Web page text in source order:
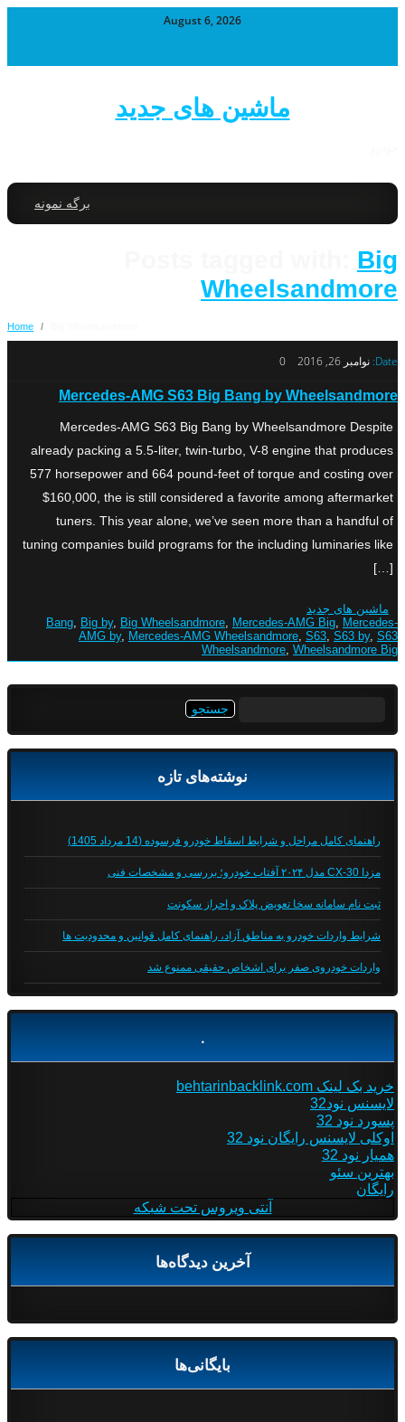
August 6, 2026
ماشین های جدید
برگه نمونه
Big
Wheelsandmore
Home /
Date: نوامبر 26, 2016 0
Mercedes-AMG S63 Big Bang by Wheelsandmore
Mercedes-AMG S63 Big Bang by Wheelsandmore Despite
already packing a 5.5-liter, twin-turbo, V-8 engine that produces
577 horsepower and 664 pound-feet of torque and costing over
$160,000, the is still considered a favorite among aftermarket
tuners. This year alone, we’ve seen more than a handful of
tuning companies build programs for the including luminaries like
[…]
ماشین های جدید
Bang, Big by, Big Wheelsandmore, Mercedes-AMG Big, Mercedes-
AMG by, Mercedes-AMG Wheelsandmore, S63, S63 by, S63
Wheelsandmore, Wheelsandmore Big
نوشته‌های تازه
راهنمای کامل مراحل و شرایط اسقاط خودرو فرسوده (14 مرداد 1405)
مزدا CX-30 مدل ۲۰۲۴ آفتاب خودرو؛ بررسی و مشخصات فنی
ثبت نام سامانه سخا تعویض پلاک و احراز سکونت
شرایط واردات خودرو به مناطق آزاد، راهنمای کامل قوانین و محدودیت ها
واردات خودروی صفر برای اشخاص حقیقی ممنوع شد
.
خرید بک لینک behtarinbacklink.com
لایسنس نود32
پسورد نود 32
اوکلی لایسنس رایگان نود 32
همیار نود 32
بهترین سئو
رایگان
آنتی ویروس تحت شبکه
آخرین دیدگاه‌ها
بایگانی‌ها